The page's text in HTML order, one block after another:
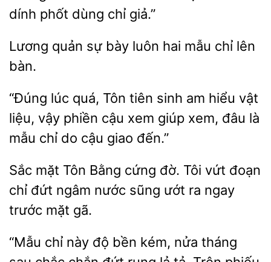
dính phốt dùng chỉ giả.”
Lương sự bày luôn
chỉ lên
bàn.
“Đúng quá, Tôn
sinh am hiểu vật
vậy phiền cậu xem giúp xem, đâu là
mẫu chỉ do cậu giao đến.”
Sắc mặt
Bằng cứng đờ. Tôi vứt đoạn
chỉ đứt ngâm nước sũng ướt
ngay
mặt gã.
“Mẫu chỉ này độ bền kém, nửa tháng